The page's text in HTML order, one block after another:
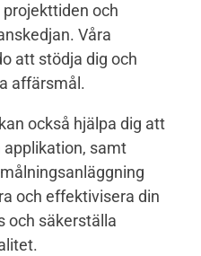
och
Våra
att stödja dig och
affärsmål.
också hjälpa dig att
samt
och effektivisera din
och säkerställa